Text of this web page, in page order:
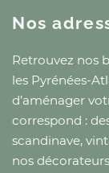
Nos
Retrouvez nos
les Pyrénées-
d’aménager
correspond :
scandinave,
nos